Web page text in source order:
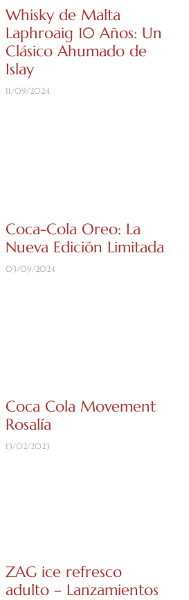
Whisky de Malta
Laphroaig 10 Años: Un
Clásico Ahumado de
Islay
11/09/2024
Coca-Cola Oreo: La
Nueva Edición Limitada
03/09/2024
Coca Cola Movement
Rosalía
13/02/2023
ZAG ice refresco
adulto – Lanzamientos